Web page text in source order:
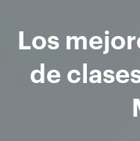
Los
de